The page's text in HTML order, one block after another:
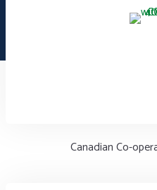
Canadian Co-